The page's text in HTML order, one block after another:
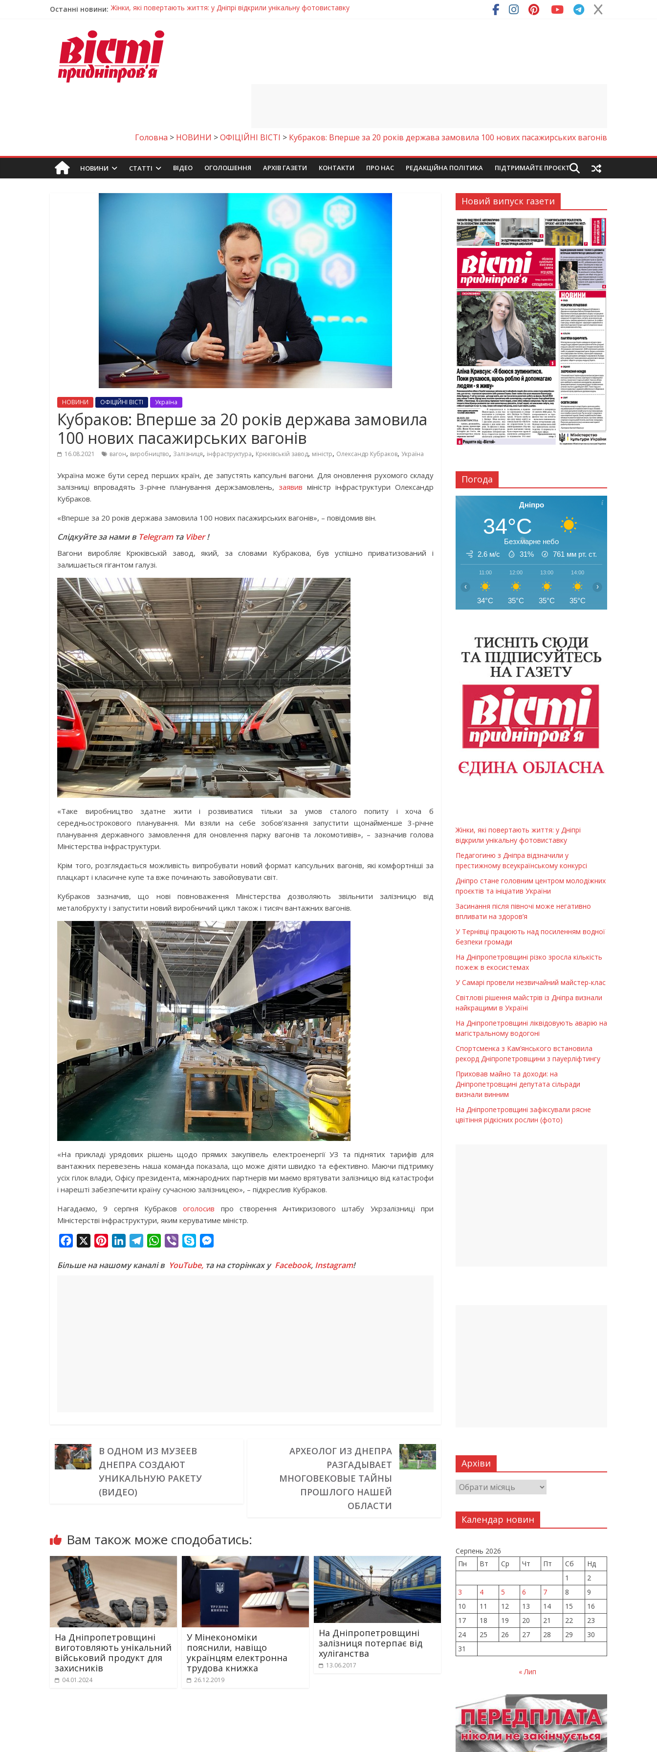
Останні новини: Педагогиню з Дніпра відзначили у престижному всеукраїнському конкурсі
Засинання після півночі може негативно впливати на здоров’я
У Тернівці працюють над посиленням водної безпеки громади
Жінки, які повертають життя: у Дніпрі відкрили унікальну фотовиставку
Головна > НОВИНИ >ОФІЦІЙНІ ВІСТІ > Кубраков: Вперше за 20 років держава замовила 100 нових пасажирських вагонів
НОВИНИ СТАТТІ ВIДЕО ОГОЛОШЕННЯ АРХІВ ГАЗЕТИ КОНТАКТИ ПРО НАС РЕДАКЦІЙНА ПОЛІТИКА ПІДТРИМАЙТЕ ПРОЄКТ
НОВИНИ ОФІЦІЙНІ ВІСТІ Україна
Кубраков: Вперше за 20 років держава замовила
100 нових пасажирських вагонів
16.08.2021 вагон, виробництво, Залізниця, інфраструктура, Крюківській завод, міністр, Олександр Кубраков, Україна
Україна може бути серед перших країн, де запустять капсульні вагони. Для оновлення рухомого складу
залізниці впровадять 3-річне планування держзамовлень, заявив міністр інфраструктури Олександр
Кубраков.
«Вперше за 20 років держава замовила 100 нових пасажирських вагонів», – повідомив він.
Слідкуйте за нами в Telegramта Viber!
Вагони виробляє Крюківській завод, який, за словами Кубракова, був успішно приватизований і
залишається гігантом галузі.
«Таке виробництво здатне жити і розвиватися тільки за умов сталого попиту і хоча б
середньострокового планування. Ми взяли на себе зобов’язання запустити щонайменше 3-річне
планування державного замовлення для оновлення парку вагонів та локомотивів», – зазначив голова
Міністерства інфраструктури.
Крім того, розглядається можливість випробувати новий формат капсульних вагонів, які комфортніші за
плацкарт і класичне купе та вже починають завойовувати світ.
Кубраков зазначив, що нові повноваження Міністерства дозволяють звільнити залізницю від
металобрухту і запустити новий виробничий цикл також і тисяч вантажних вагонів.
«На прикладі урядових рішень щодо прямих закупівель електроенергії УЗ та піднятих тарифів для
вантажних перевезень наша команда показала, що може діяти швидко та ефективно. Маючи підтримку
усіх гілок влади, Офісу президента, міжнародних партнерів ми маємо врятувати залізницю від катастрофи
і нарешті забезпечити країну сучасною залізницею», – підкреслив Кубраков.
Нагадаємо, 9 серпня Кубраковоголосив про створення Антикризового штабу Укрзалізниці при
Міністерстві інфраструктури, яким керуватиме міністр.
c
n
n
l
W
a
b
y
s
Більше на нашому каналі в YouTube, та на сторінках у Facebook, Instagram!
В ОДНОМ ИЗ МУЗЕЕВ
ДНЕПРА СОЗДАЮТ
УНИКАЛЬНУЮ РАКЕТУ
(ВИДЕО)
АРХЕОЛОГ ИЗ ДНЕПРА
РАЗГАДЫВАЕТ
МНОГОВЕКОВЫЕ ТАЙНЫ
ПРОШЛОГО НАШЕЙ
ОБЛАСТИ
Вам також може сподобатись:
На Дніпропетровщині
виготовляють унікальний
військовий продукт для
захисників
04.01.2024
У Мінекономіки
пояснили, навіщо
українцям електронна
трудова книжка
26.12.2019
На Дніпропетровщині
залізниця потерпає від
хуліганства
13.06.2017
Новий випуск газети
Погода
Дніпро
34°C
Безхмарне небо
2.6 м/с
31% 761 мм рт. ст.
11:00
34°C
12:00
35°C
13:00
35°C
14:00
35°C
‹ ›
Жінки, які повертають життя: у Дніпрі
відкрили унікальну фотовиставку
Педагогиню з Дніпра відзначили у
престижному всеукраїнському конкурсі
Дніпро стане головним центром молодіжних
проєктів та ініціатив України
Засинання після півночі може негативно
впливати на здоров’я
У Тернівці працюють над посиленням водної
безпеки громади
На Дніпропетровщині різко зросла кількість
пожеж в екосистемах
У Самарі провели незвичайний майстер-клас
Світлові рішення майстрів із Дніпра визнали
найкращими в Україні
На Дніпропетровщині ліквідовують аварію на
магістральному водогоні
Спортсменка з Кам’янського встановила
рекорд Дніпропетровщини з пауерліфтингу
Приховав майно та доходи: на
Дніпропетровщині депутата сільради
визнали винним
На Дніпропетровщині зафіксували рясне
цвітіння рідкісних рослин (фото)
Архіви
Календар новин
Серпень 2026
Пн
Вт Ср Чт Пт Сб
Нд
1
2
3
4 5 6 7 8
9
10
11 12 13 14 15
16
17
18 19 20 21 22
23
24
25 26 27 28 29
30
31
« Лип